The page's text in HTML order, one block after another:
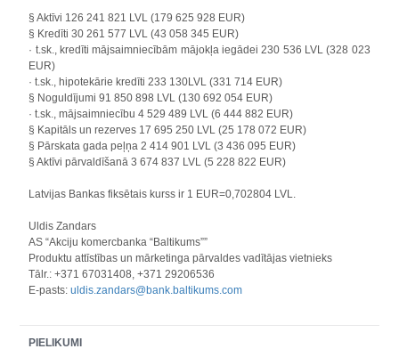
§ Aktīvi 126 241 821 LVL (179 625 928 EUR)
§ Kredīti 30 261 577 LVL (43 058 345 EUR)
· t.sk., kredīti mājsaimniecībām mājokļa iegādei 230 536 LVL (328 023
EUR)
· t.sk., hipotekārie kredīti 233 130LVL (331 714 EUR)
§ Noguldījumi 91 850 898 LVL (130 692 054 EUR)
· t.sk., mājsaimniecību 4 529 489 LVL (6 444 882 EUR)
§ Kapitāls un rezerves 17 695 250 LVL (25 178 072 EUR)
§ Pārskata gada peļņa 2 414 901 LVL (3 436 095 EUR)
§ Aktīvi pārvaldīšanā 3 674 837 LVL (5 228 822 EUR)
Latvijas Bankas fiksētais kurss ir 1 EUR=0,702804 LVL.
Uldis Zandars
AS “Akciju komercbanka “Baltikums””
Produktu attīstības un mārketinga pārvaldes vadītājas vietnieks
Tālr.: +371 67031408, +371 29206536
E-pasts:uldis.zandars@bank.baltikums.com
PIELIKUMI